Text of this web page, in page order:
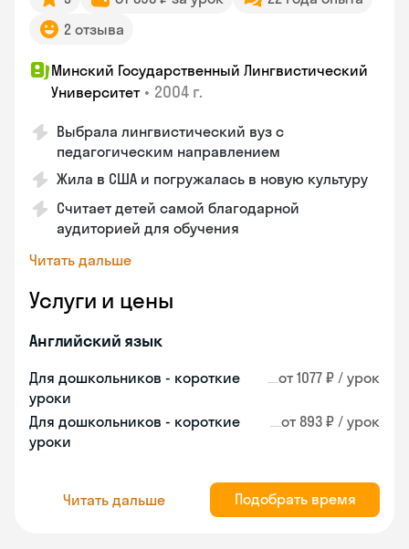
2 отзыва
Минский Государственный Лингвистический
Университет • 2004 г.
Выбрала лингвистический вуз с
педагогическим направлением
Жила в США и погружалась в новую культуру
Считает детей самой благодарной
аудиторией для обучения
Читать дальше
Услуги и цены
Английский язык
Для дошкольников - короткие
уроки
от 1077 ₽ / урок
Для дошкольников - короткие
уроки
от 893 ₽ / урок
Читать дальше Подобрать время